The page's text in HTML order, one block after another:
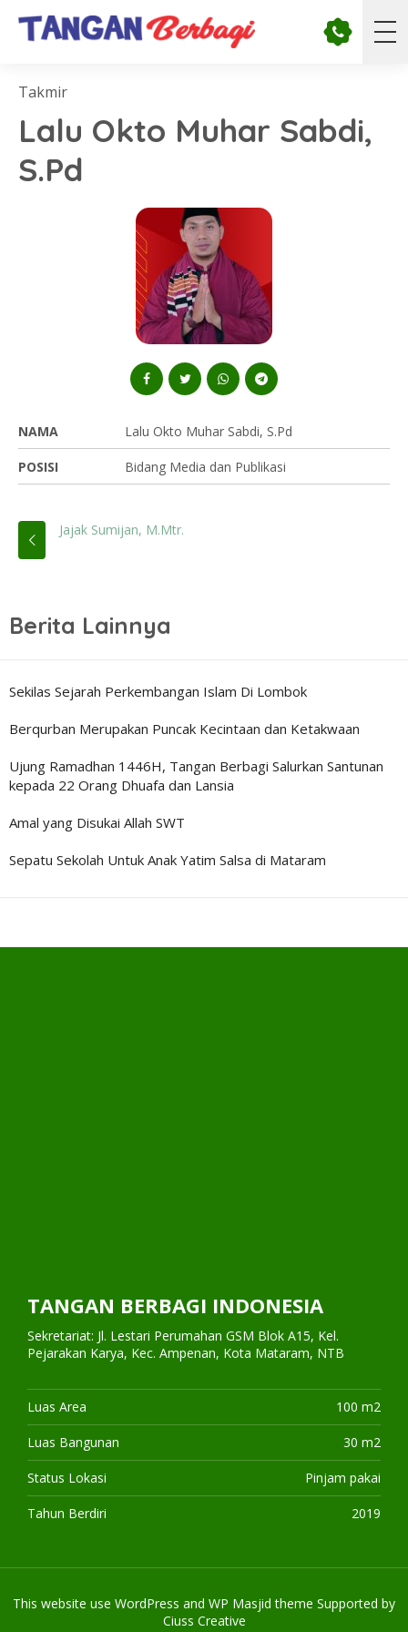
Takmir
Lalu Okto Muhar Sabdi,
S.Pd
NAMA Lalu Okto Muhar Sabdi, S.Pd
POSISI Bidang Media dan Publikasi
Jajak Sumijan, M.Mtr.
Berita Lainnya
Sekilas Sejarah Perkembangan Islam Di Lombok
Berqurban Merupakan Puncak Kecintaan dan Ketakwaan
Ujung Ramadhan 1446H, Tangan Berbagi Salurkan Santunan
kepada 22 Orang Dhuafa dan Lansia
Amal yang Disukai Allah SWT
Sepatu Sekolah Untuk Anak Yatim Salsa di Mataram
TANGAN BERBAGI INDONESIA
Sekretariat: Jl. Lestari Perumahan GSM Blok A15, Kel.
Pejarakan Karya, Kec. Ampenan, Kota Mataram, NTB
Luas Area 100 m2
Luas Bangunan 30 m2
Status Lokasi Pinjam pakai
Tahun Berdiri 2019
This website use WordPress and WP Masjid theme Supported by
Ciuss Creative